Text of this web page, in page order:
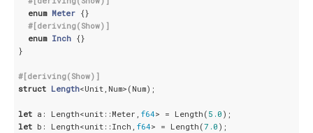
enum Meter {}
#[deriving(Show)]
enum Inch {}
}
#[deriving(Show)]
struct Length<Unit,Num>(Num);
let a: Length<unit::Meter, f64> = Length( 5.0
let b: Length<unit::Inch, f64> = Length(7.0 );